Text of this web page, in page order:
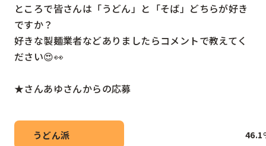
ところで皆さんは「うどん」と「そば」どちらが好き
ですか？
好きな製麺業者などありましたらコメントで教えてく
ださい😍👀
★さんあゆさんからの応募
うどん派 46.1